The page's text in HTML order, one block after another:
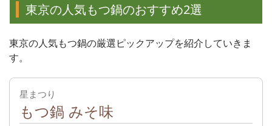
東京の人気もつ鍋のおすすめ2選
東京の人気もつ鍋の厳選ピックアップを紹介していきま
す。
星まつり
もつ鍋 みそ味